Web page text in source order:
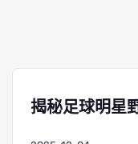
揭秘足球明星